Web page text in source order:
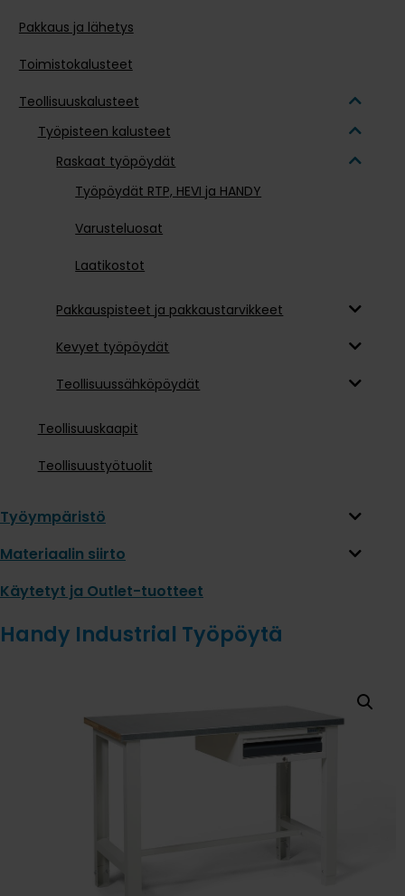
Pakkaus ja lähetys
Toimistokalusteet
Teollisuuskalusteet
Työpisteen kalusteet
Raskaat työpöydät
Työpöydät RTP, HEVI ja HANDY
Varusteluosat
Laatikostot
Pakkauspisteet ja pakkaustarvikkeet
Kevyet työpöydät
Teollisuussähköpöydät
Teollisuuskaapit
Teollisuustyötuolit
Työympäristö
Materiaalin siirto
Käytetyt ja Outlet-tuotteet
Handy Industrial Työpöytä